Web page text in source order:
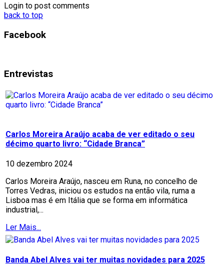
Login to post comments
back to top
Facebook
Entrevistas
Carlos Moreira Araújo acaba de ver editado o seu
décimo quarto livro: “Cidade Branca”
10 dezembro 2024
Carlos Moreira Araújo, nasceu em Runa, no concelho de
Torres Vedras, iniciou os estudos na então vila, ruma a
Lisboa mas é em Itália que se forma em informática
industrial,...
Ler Mais...
Banda Abel Alves vai ter muitas novidades para 2025